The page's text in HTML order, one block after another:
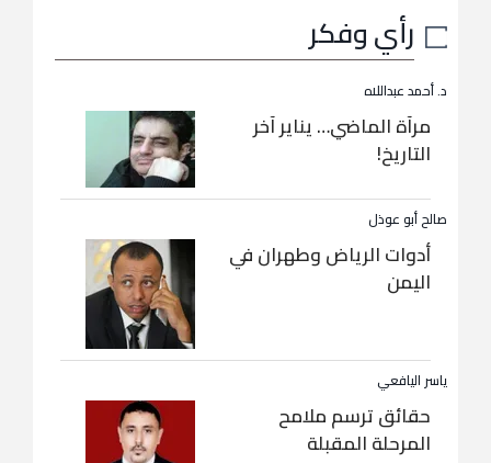
رأي وفكر
د. أحمد عبداللاه
مرآة الماضي… يناير آخر
التاريخ!
صالح أبو عوذل
أدوات الرياض وطهران في
اليمن
ياسر اليافعي
حقائق ترسم ملامح
المرحلة المقبلة